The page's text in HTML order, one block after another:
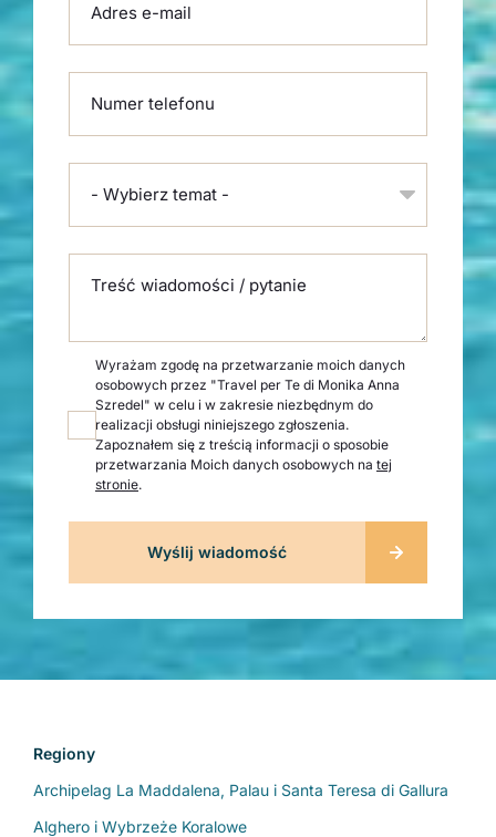
Adres e-mail
Numer telefonu
- Wybierz temat -
Treść wiadomości / pytanie
Wyrażam zgodę na przetwarzanie moich danych
osobowych przez "Travel per Te di Monika Anna
Szredel" w celu i w zakresie niezbędnym do
realizacji obsługi niniejszego zgłoszenia.
Zapoznałem się z treścią informacji o sposobie
przetwarzania Moich danych osobowych na tej
stronie.
Regiony
Archipelag La Maddalena, Palau i Santa Teresa di Gallura
Alghero i Wybrzeże Koralowe